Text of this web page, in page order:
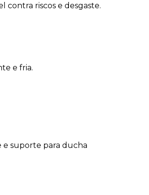
contra riscos e desgaste.
e fria.
e suporte para ducha